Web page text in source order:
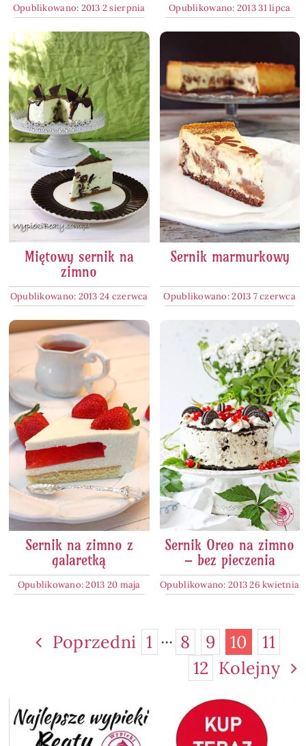
Opublikowano: 2013 2 sierpnia Opublikowano: 2013 31 lipca
Miętowy sernik na
zimno
Opublikowano: 2013 24 czerwca
Sernik marmurkowy
Opublikowano: 2013 7 czerwca
Sernik na zimno z
galaretką
Opublikowano: 2013 20 maja
Sernik Oreo na zimno
– bez pieczenia
Opublikowano: 2013 26 kwietnia
Poprzedni 1 ··· 8 9 10
11
12 Kolejny